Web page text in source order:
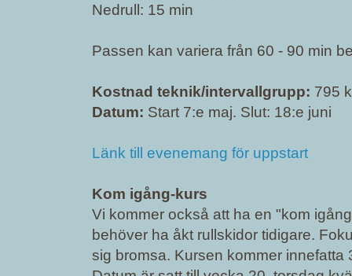
Nedrull: 15 min
Passen kan variera från 60 - 90 min
Kostnad teknik/intervallgrupp: 795
Datum: Start 7:e maj. Slut: 18:e juni
Länk till evenemang för uppstart
Kom igång-kurs
Vi kommer också att ha en "kom
behöver ha åkt rullskidor tidigare.
sig bromsa. Kursen kommer innefatta